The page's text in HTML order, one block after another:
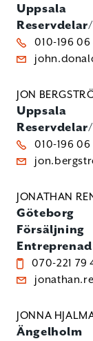
Uppsala
010-196 06
JON
Uppsala
010-196 06
JONATHAN
Göteborg
Försäljning
070-221 79
JONNA
Ängelholm